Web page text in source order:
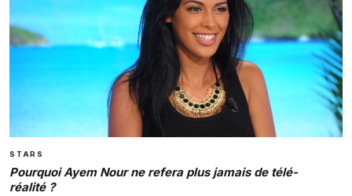
STARS
Pourquoi Ayem Nour ne refera plus jamais de télé-
réalité ?